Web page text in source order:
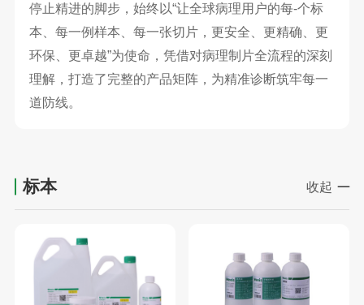
停止精进的脚步，始终以“让全球病理用户的每-个标
本、每一例样本、每一张切片，更安全、更精确、更
环保、更卓越”为使命，凭借对病理制片全流程的深刻
理解，打造了完整的产品矩阵，为精准诊断筑牢每一
道防线。
标本 收起